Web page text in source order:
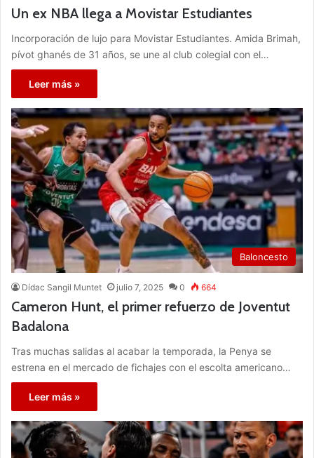
Un ex NBA llega a Movistar Estudiantes
Incorporación de lujo para Movistar Estudiantes. Amida Brimah,
pívot ghanés de 31 años, se une al club colegial con el…
Leer más »
Baloncesto
Dídac Sangil Muntet julio 7, 2025 0 664
Cameron Hunt, el primer refuerzo de Joventut
Badalona
Tras muchas salidas al acabar la temporada, la Penya se
estrena en el mercado de fichajes con el escolta americano…
Leer más »